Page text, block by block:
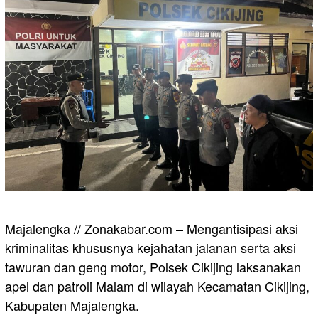
Majalengka // Zonakabar.com – Mengantisipasi aksi
kriminalitas khususnya kejahatan jalanan serta aksi
tawuran dan geng motor, Polsek Cikijing laksanakan
apel dan patroli Malam di wilayah Kecamatan Cikijing,
Kabupaten Majalengka.